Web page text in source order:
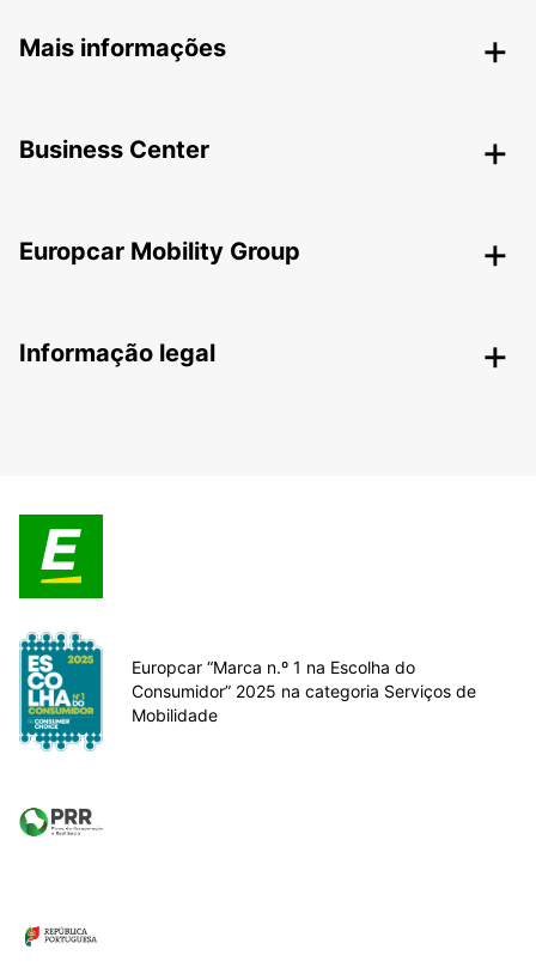
Mais informações
Business Center
Europcar Mobility Group
Informação legal
Europcar “Marca n.º 1 na Escolha do
Consumidor” 2025 na categoria Serviços de
Mobilidade